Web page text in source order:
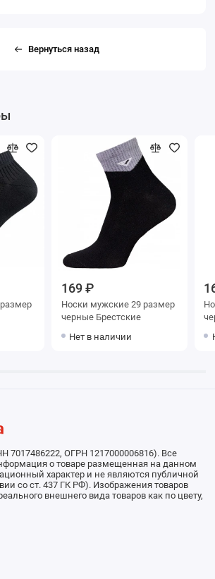
Вернуться назад
169 ₽
Носки мужские 29 размер
черные Брестские
Нет в наличии
Носки
7017486222, ОГРН 1217000006816). Все
о товаре размещенная на данном
характер и не являются публичной
со ст. 437 ГК РФ). Изображения товаров
внешнего вида товаров как по цвету,